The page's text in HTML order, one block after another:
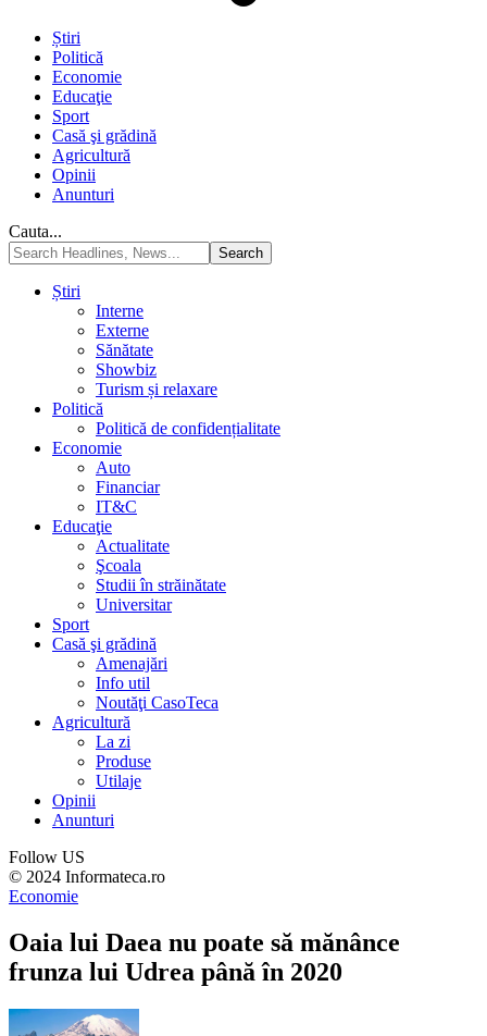
Știri
Politică
Economie
Educaţie
Sport
Casă şi grădină
Agricultură
Opinii
Anunturi
Cauta...
Știri
Interne
Externe
Sănătate
Showbiz
Turism și relaxare
Politică
Politică de confidențialitate
Economie
Auto
Financiar
IT&C
Educaţie
Actualitate
Şcoala
Studii în străinătate
Universitar
Sport
Casă şi grădină
Amenajări
Info util
Noutăţi CasoTeca
Agricultură
La zi
Produse
Utilaje
Opinii
Anunturi
Follow US
© 2024 Informateca.ro
Economie
Oaia lui Daea nu poate să mănânce
frunza lui Udrea până în 2020